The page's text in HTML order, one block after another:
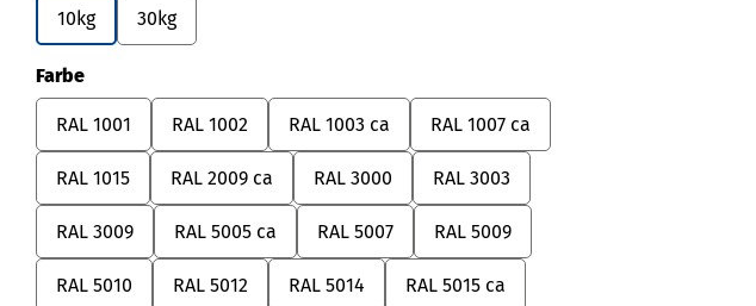
10kg 30kg
Farbeauswählen
RAL 1001 RAL 1002 RAL 1003 ca RAL 1007 ca
RAL 1015 RAL 2009 ca RAL 3000 RAL 3003
RAL 3009 RAL 5005 ca RAL 5007 RAL 5009
RAL 5010 RAL 5012 RAL 5014 RAL 5015 ca